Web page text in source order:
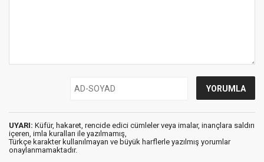
UYARI: Küfür, hakaret, rencide edici cümleler veya imalar, inançlara saldırı
içeren, imla kuralları ile yazılmamış,
Türkçe karakter kullanılmayan ve büyük harflerle yazılmış yorumlar
onaylanmamaktadır.